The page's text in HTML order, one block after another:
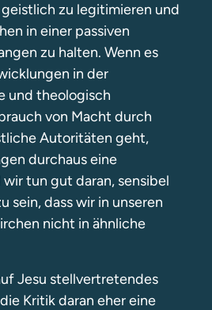
zu legitimieren und
in einer passiven
zu halten. Wenn es
in der
und theologisch
von Macht durch
Autoritäten geht,
durchaus eine
tun gut daran, sensibel
sein, dass wir in unseren
nicht in ähnliche
Jesu stellvertretendes
Kritik daran eher eine